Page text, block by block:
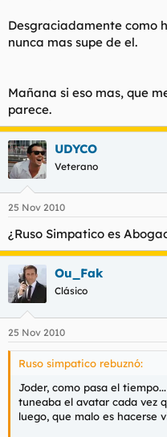
Desgraciadamente como
nunca mas supe de el.
Mañana si eso mas, que
parece.
UDYCO
Veterano
25 Nov 2010
¿Ruso Simpatico es
Ou_Fak
Clásico
25 Nov 2010
Ruso simpatico rebuznó:
Joder, como pasa el
tuneaba el avatar cada vez
luego, que malo es hacerse